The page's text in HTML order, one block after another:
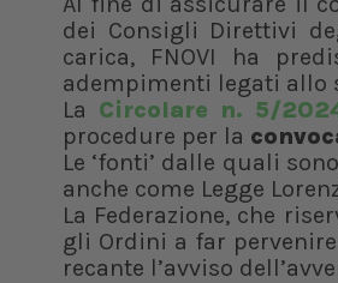
dei Consigli Direttivi
carica, FNOVI ha
adempimenti legati allo
La Circolare n. 5/
procedure per la
Le ‘fonti’ dalle quali
anche come Legge
La Federazione, che
gli Ordini a far
recante l’avviso